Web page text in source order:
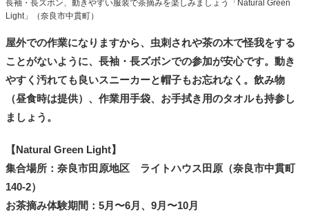
長袖・長ズボン、動きやすい服装で茶摘みを楽しみましょう「Natural Green
Light」（奈良市中貫町）
屋外での作業になりますから、虫刺されや茶の木で怪我をする
ことがないように、長袖・長ズボンでの参加が安心です。動き
やすく汚れても良いスニーカーと帽子もお忘れなく。飲み物
（昼食時は提供）、作業用手袋、お手拭き用のタオルも持参し
ましょう。
【Natural Green Light】
集合場所：奈良市田原地区 ライトハウス田原（奈良市中貫町
140-2）
お茶摘み体験期間：5月〜6月、9月〜10月